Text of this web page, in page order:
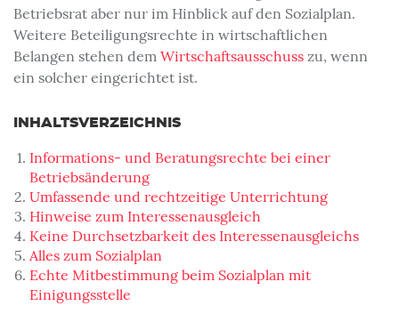
Betriebsrat aber nur im Hinblick auf den Sozialplan.
Weitere Beteiligungsrechte in wirtschaftlichen
Belangen stehen dem Wirtschaftsausschuss zu, wenn
ein solcher eingerichtet ist.
INHALTSVERZEICHNIS
Informations- und Beratungsrechte bei einer
Betriebsänderung
Umfassende und rechtzeitige Unterrichtung
Hinweise zum Interessenausgleich
Keine Durchsetzbarkeit des Interessenausgleichs
Alles zum Sozialplan
Echte Mitbestimmung beim Sozialplan mit
Einigungsstelle